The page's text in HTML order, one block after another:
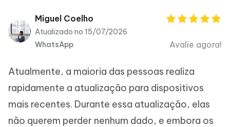
PDNob
PDF
Editor
Novo
iAnyGo
Miguel Coelho
Atualizado no 15/07/2026
WhatsApp
Avalie agora!
Atualmente, a maioria das pessoas realiza
rapidamente a atualização para dispositivos
mais recentes. Durante essa atualização, elas
não querem perder nenhum dado, e embora os